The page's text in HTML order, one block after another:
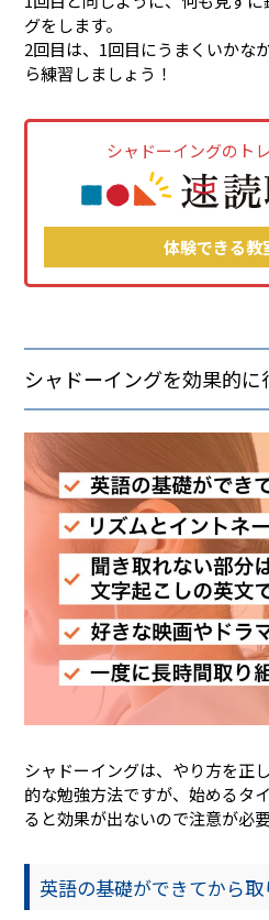
グをします。
2回目は、1回目にうまくいかな
ら練習しましょう！
シャドーイングのト
体験できる教
シャドーイングを効果的に
シャドーイングは、やり方を正
的な勉強方法ですが、始めるタ
ると効果が出ないので注意が必要
英語の基礎ができてから取